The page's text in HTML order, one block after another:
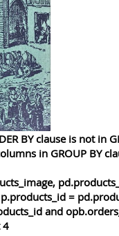
BY clause is not in
in GROUP BY
=
and
4